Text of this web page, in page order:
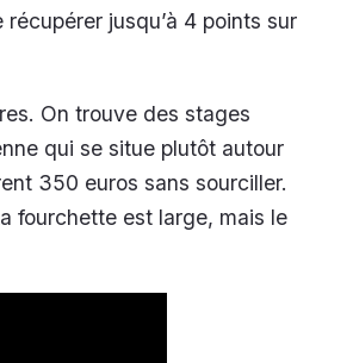
jusqu’à 4 points sur
On trouve des stages
qui se situe plutôt autour
350 euros sans sourciller.
fourchette est large, mais le